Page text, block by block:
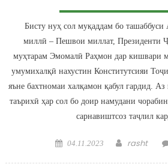
Бисту нуҳ сол муқаддам бо ташаббуси
миллӣ – Пешвои миллат, Президенти
муҳтарам Эмомалӣ Раҳмон дар кишвари
умумихалқӣ нахустин Конститутсияи
яъне бахтномаи халқамон қабул гардид.
таърихӣ ҳар сол бо доир намудани
сарнавиштсоз таҷлил
Posted on
04.11.2023 Author
rasht